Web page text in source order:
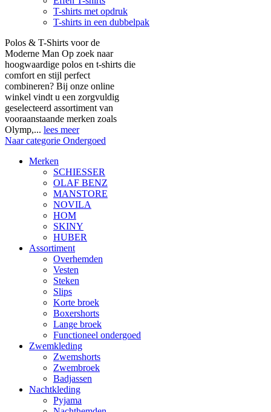
T-shirts met opdruk
T-shirts in een dubbelpak
Polos & T-Shirts voor de
Moderne Man Op zoek naar
hoogwaardige polos en t-shirts die
comfort en stijl perfect
combineren? Bij onze online
winkel vindt u een zorgvuldig
geselecteerd assortiment van
vooraanstaande merken zoals
Olymp,... lees meer
Naar categorie Ondergoed
Merken
SCHIESSER
OLAF BENZ
MANSTORE
NOVILA
HOM
SKINY
HUBER
Assortiment
Overhemden
Vesten
Steken
Slips
Korte broek
Boxershorts
Lange broek
Functioneel ondergoed
Zwemkleding
Zwemshorts
Zwembroek
Badjassen
Nachtkleding
Pyjama